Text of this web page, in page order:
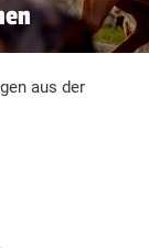
aus der